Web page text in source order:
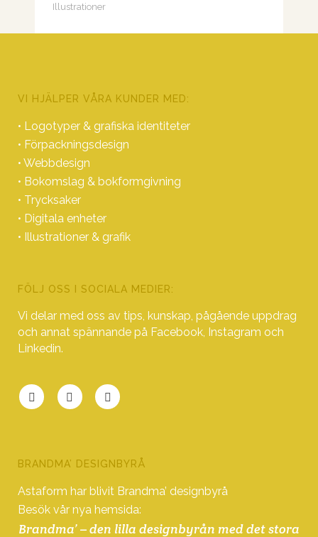
Illustrationer
VI HJÄLPER VÅRA KUNDER MED:
• Logotyper & grafiska identiteter
• Förpackningsdesign
• Webbdesign
• Bokomslag & bokformgivning
• Trycksaker
• Digitala enheter
• Illustrationer & grafik
FÖLJ OSS I SOCIALA MEDIER:
Vi delar med oss av tips, kunskap, pågående uppdrag
och annat spännande på Facebook, Instagram och
Linkedin.
BRANDMA’ DESIGNBYRÅ
Astaform har blivit Brandma’ designbyrå
Besök vår nya hemsida:
Brandma’ – den lilla designbyrån med det stora